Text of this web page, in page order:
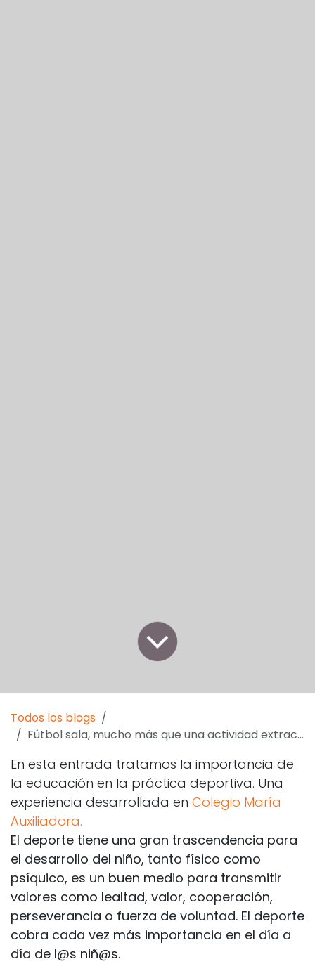
Todos los blogs
Fútbol sala, mucho más que una actividad extracurricular
En esta entrada tratamos la importancia de
la educación en la práctica deportiva. Una
experiencia desarrollada en Colegio María
Auxiliadora.
El deporte tiene una gran trascendencia para
el desarrollo del niño, tanto físico como
psíquico, es un buen medio para transmitir
valores como lealtad, valor, cooperación,
perseverancia o fuerza de voluntad. El deporte
cobra cada vez más importancia en el día a
día de l@s niñ@s.